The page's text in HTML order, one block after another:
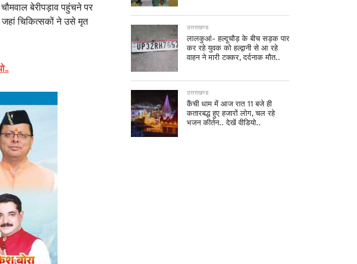
बेरीपड़ाव पहुंचने पर
चिकित्सकों ने उसे मृत
उत्तराखण्ड
लालकुआं- हल्दूचौड़ के बीच सड़क पार
कर रहे युवक को हल्द्वानी से आ रहे
वाहन ने मारी टक्कर, दर्दनाक मौत..
उत्तराखण्ड
कैंची धाम में आज रात 11 बजे ही
कतारबद्ध हुए हजारों लोग, चल रहे
भजन कीर्तन.. देखें वीडियो..